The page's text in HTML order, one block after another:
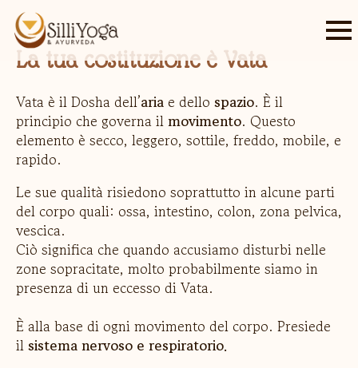
La tua costituzione è Vata
Vata è il Dosha dell’aria e dello spazio. È il
principio che governa il movimento. Questo
elemento è secco, leggero, sottile, freddo, mobile, e
rapido.
Le sue qualità risiedono soprattutto in alcune parti
del corpo quali: ossa, intestino, colon, zona pelvica,
vescica.
Ciò significa che quando accusiamo disturbi nelle
zone sopracitate, molto probabilmente siamo in
presenza di un eccesso di Vata.
È alla base di ogni movimento del corpo. Presiede
il sistema nervoso e respiratorio.